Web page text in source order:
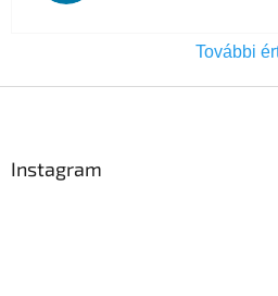
További
Instagram